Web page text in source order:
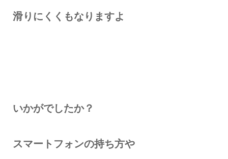
滑りにくくもなりますよ
いかがでしたか？
スマートフォンの持ち方や